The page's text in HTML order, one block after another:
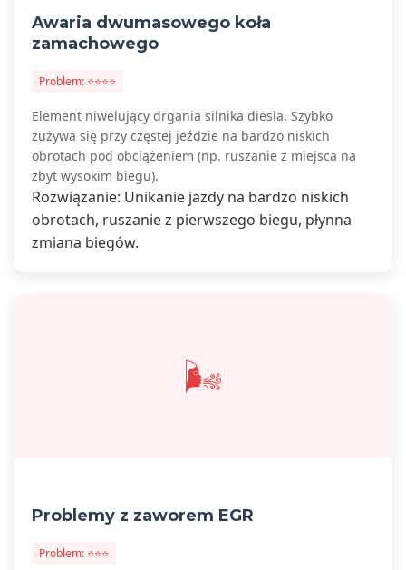
Awaria dwumasowego koła
zamachowego
Problem: ⭐⭐⭐⭐
Element niwelujący drgania silnika diesla. Szybko
zużywa się przy częstej jeździe na bardzo niskich
obrotach pod obciążeniem (np. ruszanie z miejsca na
zbyt wysokim biegu).
Rozwiązanie: Unikanie jazdy na bardzo niskich
obrotach, ruszanie z pierwszego biegu, płynna
zmiana biegów.
🌬️
Problemy z zaworem EGR
Problem: ⭐⭐⭐